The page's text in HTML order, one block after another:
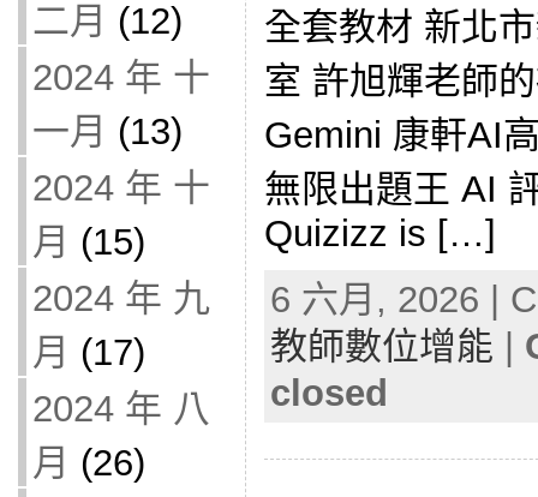
二月 (12)
2024 年 十
一月 (13)
2024 年 十
月 (15)
2024 年 九
月 (17)
2024 年 八
月 (26)
全套教材 新北
室 許旭輝老師
Gemini 康軒AI
無限出題王 AI
Quizizz is […]
6 六月, 2026 |
教師數位增能
closed